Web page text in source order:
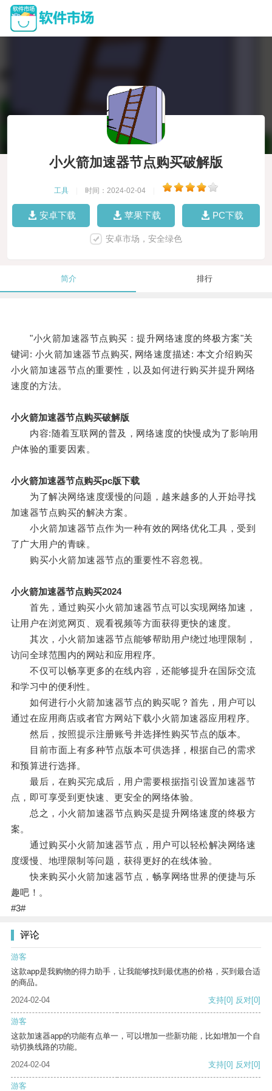
小火箭加速器节点购买破解版
工具 时间：2024-02-04
安卓下载 苹果下载 PC下载
安卓市场，安全绿色
简介 排行
"小火箭加速器节点购买：提升网络速度的终极方案"关
键词: 小火箭加速器节点购买, 网络速度描述: 本文介绍购买
小火箭加速器节点的重要性，以及如何进行购买并提升网络
速度的方法。
小火箭加速器节点购买破解版
内容:随着互联网的普及，网络速度的快慢成为了影响用
户体验的重要因素。
小火箭加速器节点购买pc版下载
为了解决网络速度缓慢的问题，越来越多的人开始寻找
加速器节点购买的解决方案。
小火箭加速器节点作为一种有效的网络优化工具，受到
了广大用户的青睐。
购买小火箭加速器节点的重要性不容忽视。
小火箭加速器节点购买2024
首先，通过购买小火箭加速器节点可以实现网络加速，
让用户在浏览网页、观看视频等方面获得更快的速度。
其次，小火箭加速器节点能够帮助用户绕过地理限制，
访问全球范围内的网站和应用程序。
不仅可以畅享更多的在线内容，还能够提升在国际交流
和学习中的便利性。
如何进行小火箭加速器节点的购买呢？首先，用户可以
通过在应用商店或者官方网站下载小火箭加速器应用程序。
然后，按照提示注册账号并选择性购买节点的版本。
目前市面上有多种节点版本可供选择，根据自己的需求
和预算进行选择。
最后，在购买完成后，用户需要根据指引设置加速器节
点，即可享受到更快速、更安全的网络体验。
总之，小火箭加速器节点购买是提升网络速度的终极方
案。
通过购买小火箭加速器节点，用户可以轻松解决网络速
度缓慢、地理限制等问题，获得更好的在线体验。
快来购买小火箭加速器节点，畅享网络世界的便捷与乐
趣吧！。
#3#
评论
游客
这款app是我购物的得力助手，让我能够找到最优惠的价格，买到最合适
的商品。
2024-02-04
支持[0] 反对[0]
游客
这款加速器app的功能有点单一，可以增加一些新功能，比如增加一个自
动切换线路的功能。
2024-02-04
支持[0] 反对[0]
游客